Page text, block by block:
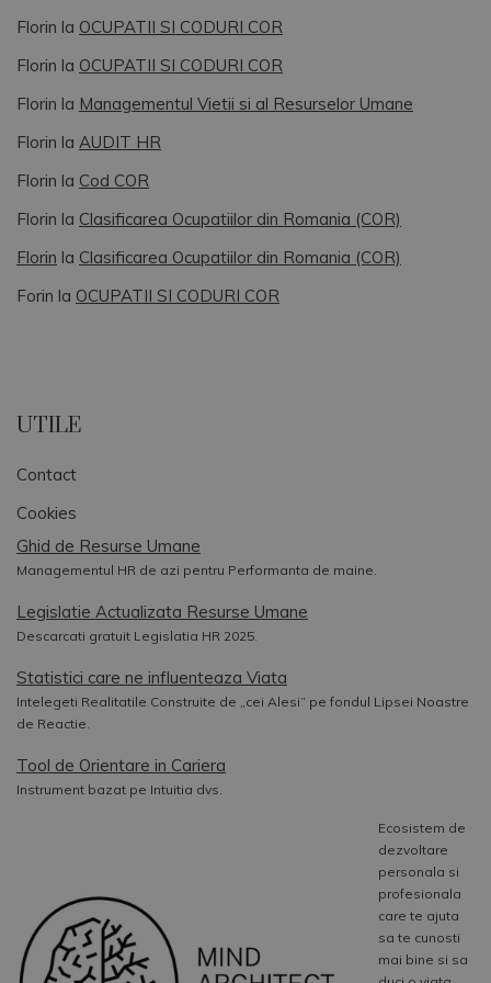
Florin la OCUPATII SI CODURI COR
Florin la OCUPATII SI CODURI COR
Florin la Managementul Vietii si al Resurselor Umane
Florin la AUDIT HR
Florin la Cod COR
Florin la Clasificarea Ocupatiilor din Romania (COR)
Florin la Clasificarea Ocupatiilor din Romania (COR)
Forin la OCUPATII SI CODURI COR
UTILE
Contact
Cookies
Ghid de Resurse Umane
Managementul HR de azi pentru Performanta de maine.
Legislatie Actualizata Resurse Umane
Descarcati gratuit Legislatia HR 2025.
Statistici care ne influenteaza Viata
Intelegeti Realitatile Construite de „cei Alesi” pe fondul Lipsei Noastre
de Reactie.
Tool de Orientare in Cariera
Instrument bazat pe Intuitia dvs.
Ecosistem de
dezvoltare
personala si
profesionala
care te ajuta
sa te cunosti
mai bine si sa